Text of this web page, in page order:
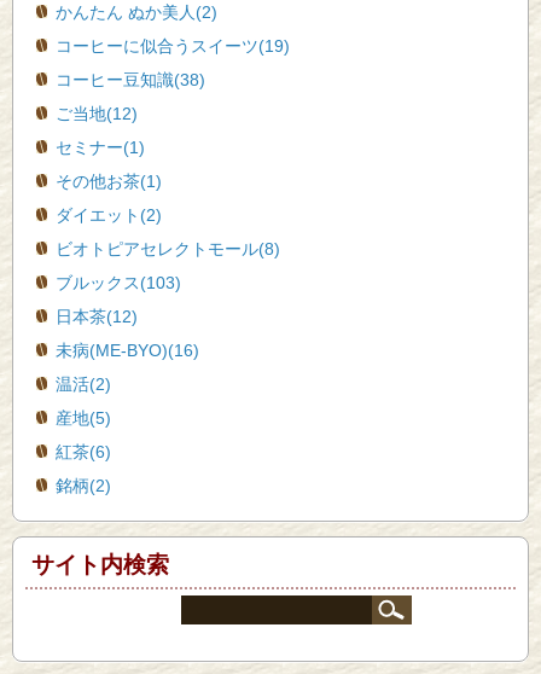
かんたん ぬか美人(2)
コーヒーに似合うスイーツ(19)
コーヒー豆知識(38)
ご当地(12)
セミナー(1)
その他お茶(1)
ダイエット(2)
ビオトピアセレクトモール(8)
ブルックス(103)
日本茶(12)
未病(ME-BYO)(16)
温活(2)
産地(5)
紅茶(6)
銘柄(2)
サイト内検索